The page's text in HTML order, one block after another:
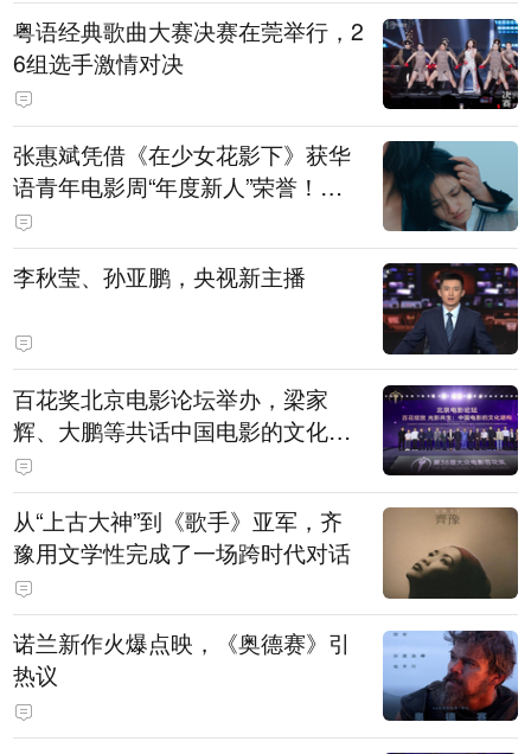
粤语经典歌曲大赛决赛在莞举行，2
6组选手激情对决
张惠斌凭借《在少女花影下》获华
语青年电影周“年度新人”荣誉！该
电影全程在广州取景，采用粤语对
白，主演均为广州本土演员
李秋莹、孙亚鹏，央视新主播
百花奖北京电影论坛举办，梁家
辉、大鹏等共话中国电影的文化建
构
从“上古大神”到《歌手》亚军，齐
豫用文学性完成了一场跨时代对话
诺兰新作火爆点映，《奥德赛》引
热议